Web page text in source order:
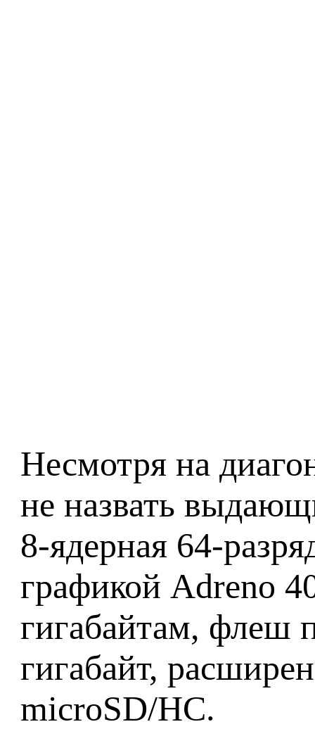
Несмотря на
не назвать
8-ядерная 64-
графикой Adreno
гигабайтам, флеш
гигабайт,
microSD/HC.